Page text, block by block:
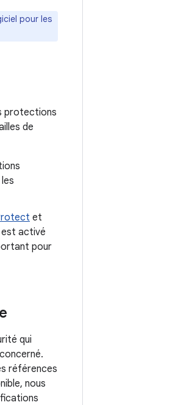
pour les
protections
de
et
activé
pour
qui
références
nous